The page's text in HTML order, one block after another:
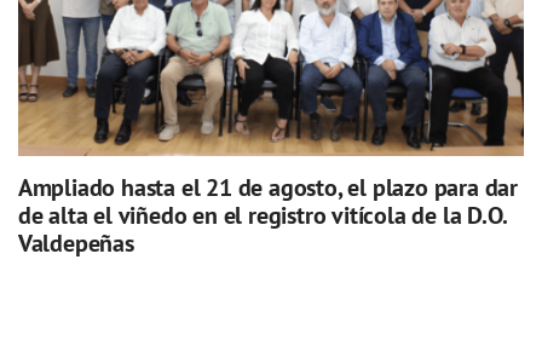
Ampliado hasta el 21 de agosto, el plazo para dar
de alta el viñedo en el registro vitícola de la D.O.
Valdepeñas